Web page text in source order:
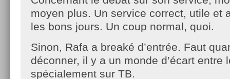
moyen plus. Un service correct, utile et
les bons jours. Un coup normal, quoi.
Sinon, Rafa a breaké d’entrée. Faut
déconner, il y a un monde d’écart entre
spécialement sur TB.